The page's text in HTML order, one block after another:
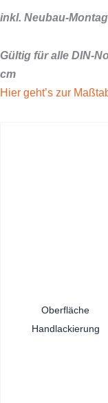
inkl. Neubau-
Gültig für alle DIN-
cm
Hier geht’s zur
Oberfläche
Handlackierung